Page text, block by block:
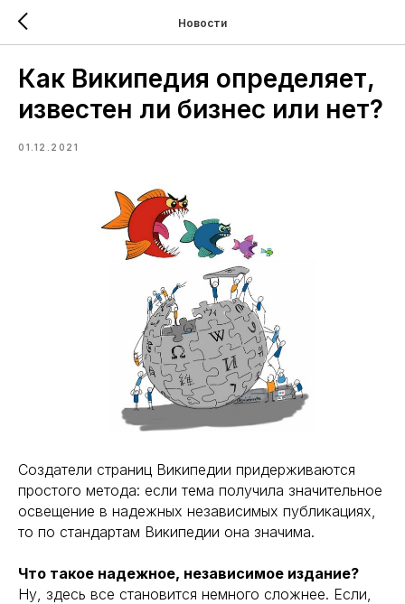
Новости
Как Википедия определяет,
известен ли бизнес или нет?
01.12.2021
Создатели страниц Википедии придерживаются
простого метода: если тема получила значительное
освещение в надежных независимых публикациях,
то по стандартам Википедии она значима.
Что такое надежное, независимое издание?
Ну, здесь все становится немного сложнее. Если,